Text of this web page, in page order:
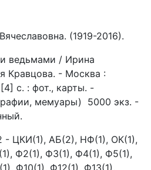
(1919-2016).
ведьмами / Ирина
Кравцова. - Москва :
с. : фот., карты. -
мемуары) 5000 экз. -
- ЦКИ(1), АБ(2), НФ(1), ОК(1),
Ф2(1), Ф3(1), Ф4(1), Ф5(1),
Ф10(1), Ф12(1), Ф13(1),